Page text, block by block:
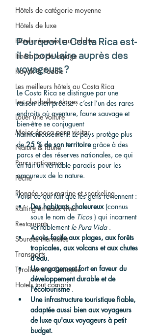
Hôtels de catégorie moyenne
Hôtels de luxe
Hôtels réservés aux adultes
Itinéraires de voyage
Kayak & Paddle
Les meilleurs hôtels au Costa Rica
Les plus belles plages
Louer une voiture
Mejor época para visitar
Nature & faune
Parcs nationaux
Pêche
Plongée sous-marine et snorkeling
Rafting en eaux vives
Restaurants
Sources thermales
Transports
Tyrolienne et Canopée
Hotels tout compris
Pourquoi le Costa Rica est-
il si populaire auprès des
voyageurs ?
Le Costa Rica se distingue par une
raison bien précise : c’est l’un des rares
endroits où aventure, faune sauvage et
bien-être se conjuguent
harmonieusement. Le pays protège plus
de 25 % de son territoire grâce à des
parcs et des réserves nationales, ce qui
en fait un véritable paradis pour les
amoureux de la nature.
Voici ce qui fait que les gens reviennent :
Des habitants chaleureux (connus
sous le nom de Ticos ) qui incarnent
véritablement le Pura Vida .
Accès facile aux plages, aux forêts
tropicales, aux volcans et aux chutes
d'eau.
Un engagement fort en faveur du
développement durable et de
l'écotourisme .
Une infrastructure touristique fiable,
adaptée aussi bien aux voyageurs
de luxe qu'aux voyageurs à petit
budget.